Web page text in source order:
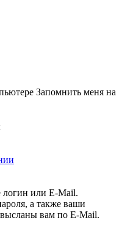
Запомнить меня на
логин или E-Mail.
а также ваши
вам по E-Mail.